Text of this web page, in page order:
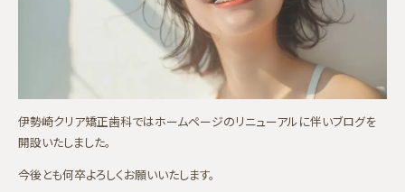
伊勢崎クリア矯正歯科ではホームページのリニューアルに伴いブログを
開設いたしました。
今後とも何卒よろしくお願いいたします。